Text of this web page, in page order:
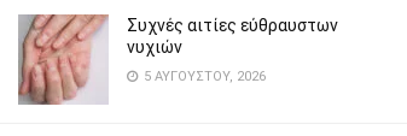
Συχνές αιτίες εύθραυστων
νυχιών
5 ΑΥΓΟΎΣΤΟΥ, 2026